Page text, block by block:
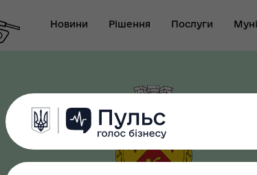
Новини Рішення Послуги
виконуючого